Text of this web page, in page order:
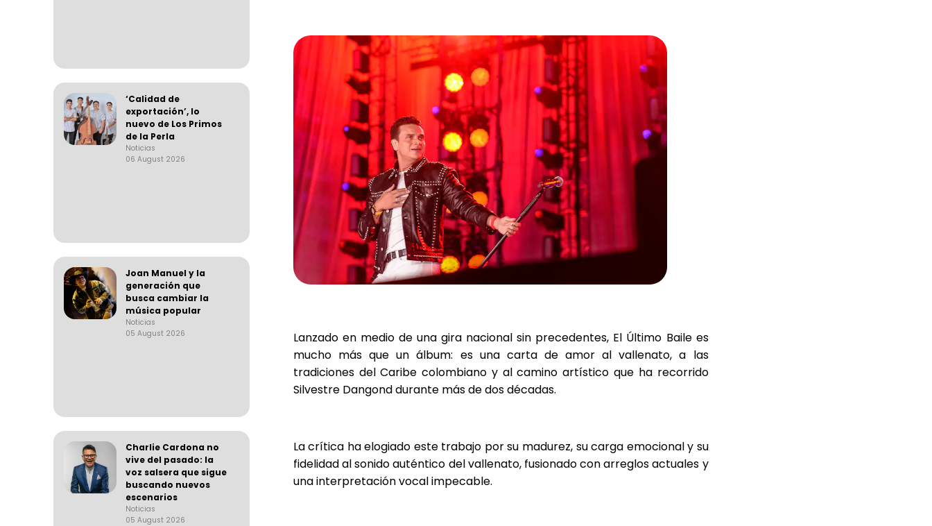
‘Calidad de
exportación’, lo
nuevo de Los Primos
de la Perla
Noticias
06 August 2026
Joan Manuel y la
generación que
busca cambiar la
música popular
Noticias
05 August 2026
Charlie Cardona no
vive del pasado: la
voz salsera que sigue
buscando nuevos
escenarios
Noticias
05 August 2026
Lanzado en medio de una gira nacional sin precedentes, El Último Baile es
mucho más que un álbum: es una carta de amor al vallenato, a las
tradiciones del Caribe colombiano y al camino artístico que ha recorrido
Silvestre Dangond durante más de dos décadas.
La crítica ha elogiado este trabajo por su madurez, su carga emocional y su
fidelidad al sonido auténtico del vallenato, fusionado con arreglos actuales y
una interpretación vocal impecable.